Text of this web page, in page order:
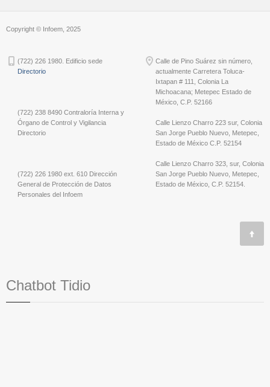
Copyright © Infoem, 2025
(722) 226 1980. Edificio sede
Directorio
(722) 238 8490 Contraloría Interna y
Órgano de Control y Vigilancia
Directorio
(722) 226 1980 ext. 610 Dirección
General de Protección de Datos
Personales del Infoem
Calle de Pino Suárez sin número,
actualmente Carretera Toluca-
Ixtapan # 111, Colonia La
Michoacana; Metepec Estado de
México, C.P. 52166
Calle Lienzo Charro 223 sur, Colonia
San Jorge Pueblo Nuevo, Metepec,
Estado de México C.P. 52154
Calle Lienzo Charro 323, sur, Colonia
San Jorge Pueblo Nuevo, Metepec,
Estado de México, C.P. 52154.
Chatbot Tidio